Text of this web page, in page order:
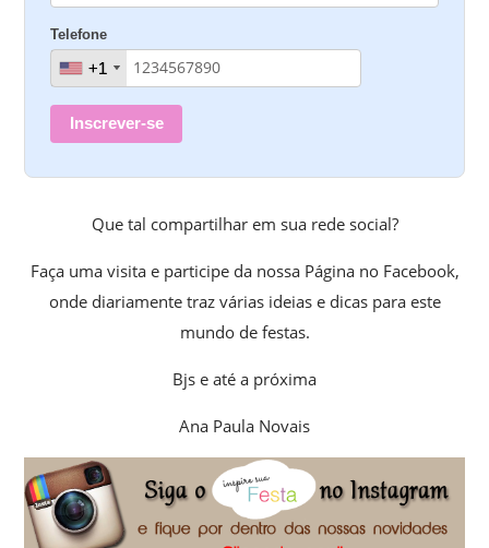
Telefone
+1
+1
Inscrever-se
Que tal compartilhar em sua rede social?
Faça uma visita e participe da nossa Página no Facebook,
onde diariamente traz várias ideias e dicas para este
mundo de festas.
Bjs e até a próxima
Ana Paula Novais